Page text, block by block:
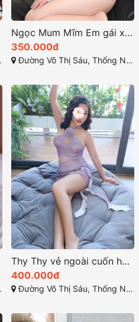
Ngọc Mum Mĩm Em gái xinh xắn làm tình chất
350.000đ
Đường Võ Thị Sáu, Thống Nhất, Thành phố Biên Hòa, Đồng Nai
Thy Thy vẻ ngoài cuốn hút và tính cách thân thiện
400.000đ
Đường Võ Thị Sáu, Thống Nhất, Thành phố Biên Hòa, Đồng Nai